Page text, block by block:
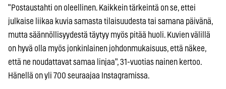
"Postaustahti on oleellinen. Kaikkein tärkeintä on se, ettei
julkaise liikaa kuvia samasta tilaisuudesta tai samana päivänä,
mutta säännöllisyydestä täytyy myös pitää huoli. Kuvien välillä
on hyvä olla myös jonkinlainen johdonmukaisuus, että näkee,
että ne noudattavat samaa linjaa", 31-vuotias nainen kertoo.
Hänellä on yli 700 seuraajaa Instagramissa.